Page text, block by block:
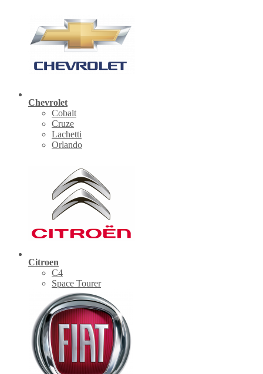
Chevrolet
Cobalt
Cruze
Lachetti
Orlando
Citroen
C4
Space Tourer